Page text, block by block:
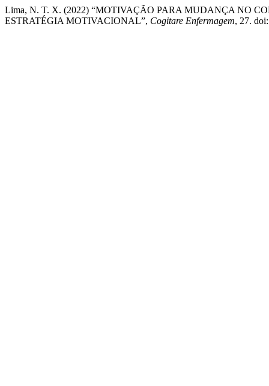
Lima, N. T. X. (2022) “MOTIVAÇÃO PARA MUDANÇA NO
ESTRATÉGIA MOTIVACIONAL”, Cogitare Enfermagem, 27.